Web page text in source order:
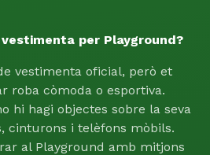
per Playground?
vestimenta oficial, però et
roba còmoda o esportiva.
hi hagi objectes sobre la seva
cinturons i telèfons mòbils.
al Playground amb mitjons